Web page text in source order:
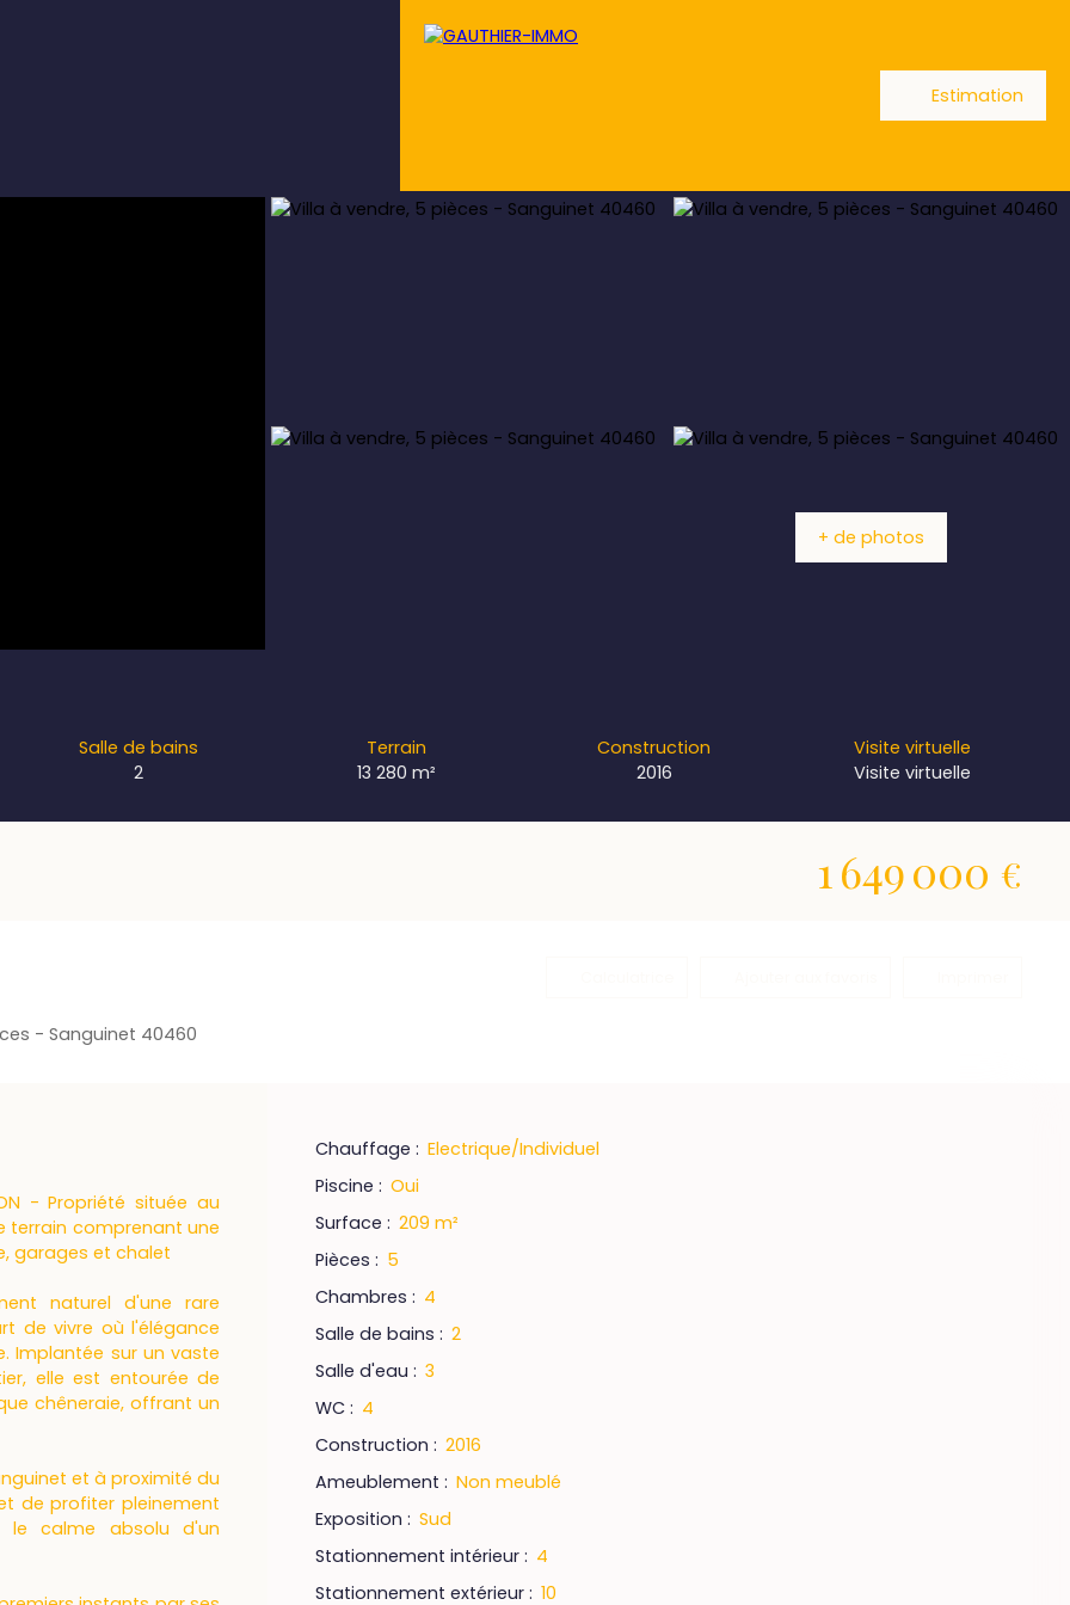
Estimation
+ de photos
Salle de bains
2
Terrain
13 280 m²
Construction
2016
Visite virtuelle
Visite virtuelle
1 649 000 €
- Sanguinet 40460
- Propriété située au
terrain comprenant une
garages et chalet
naturel d'une rare
de vivre où l'élégance
Implantée sur un vaste
elle est entourée de
chêneraie, offrant un
et à proximité du
de profiter pleinement
le calme absolu d'un
Chauffage : Electrique/Individuel
Piscine : Oui
Surface : 209 m²
Pièces : 5
Chambres : 4
Salle de bains : 2
Salle d'eau : 3
WC : 4
Construction : 2016
Ameublement : Non meublé
Exposition : Sud
Stationnement intérieur : 4
Stationnement extérieur : 10